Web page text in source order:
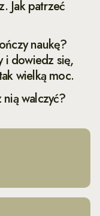
Jak patrzeć
naukę?
i dowiedz się,
wielką moc.
walczyć?